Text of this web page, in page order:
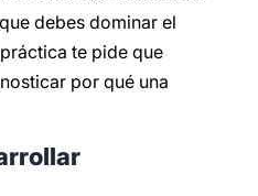
debes dominar el
te pide que
por qué una